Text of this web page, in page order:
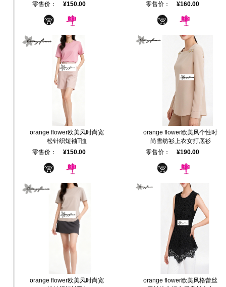
零售价：
¥150.00
零售价：
¥160.00
orange flower欧美风时尚宽
松针织短袖T恤
零售价：
¥150.00
orange flower欧美风个性时
尚雪纺衫上衣女打底衫
零售价：
¥190.00
orange flower欧美风时尚宽
orange flower欧美风格蕾丝